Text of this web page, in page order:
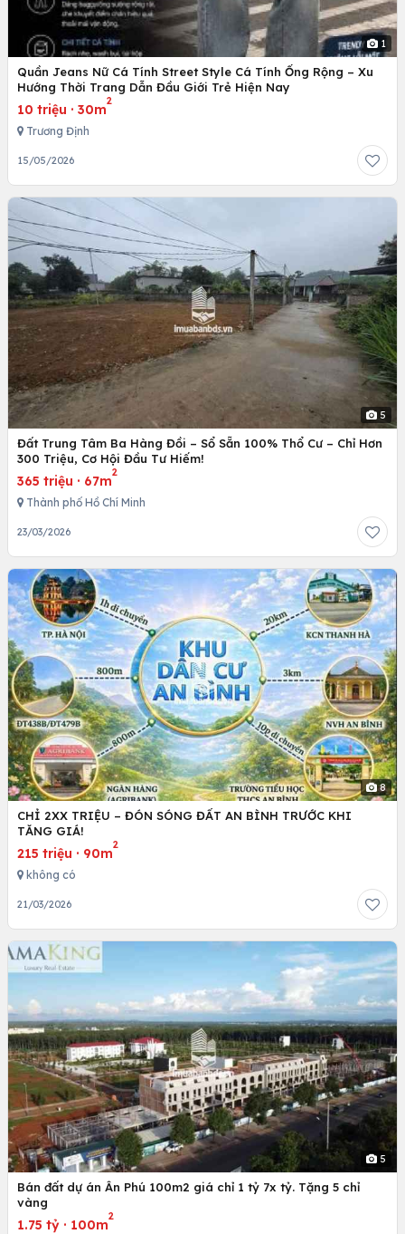
1
Quần Jeans Nữ Cá Tính Street Style Cá Tính Ống Rộng – Xu
Hướng Thời Trang Dẫn Đầu Giới Trẻ Hiện Nay
10 triệu · 30m
2
Trương Định
15/05/2026
5
Đất Trung Tâm Ba Hàng Đồi – Sổ Sẵn 100% Thổ Cư – Chỉ Hơn
300 Triệu, Cơ Hội Đầu Tư Hiếm!
365 triệu · 67m
2
Thành phố Hồ Chí Minh
23/03/2026
8
CHỈ 2XX TRIỆU – ĐÓN SÓNG ĐẤT AN BÌNH TRƯỚC KHI
TĂNG GIÁ!
215 triệu · 90m
2
không có
21/03/2026
5
Bán đất dự án Ân Phú 100m2 giá chỉ 1 tỷ 7x tỷ. Tặng 5 chỉ
vàng
1.75 tỷ · 100m
2